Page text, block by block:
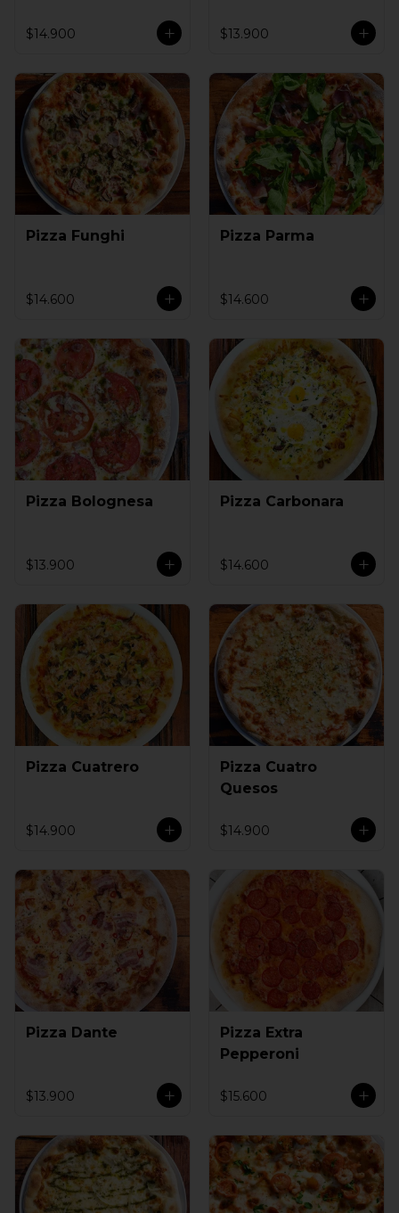
$14.900 $13.900
Pizza Funghi
$14.600
Pizza Parma
$14.600
Pizza Bolognesa
$13.900
Pizza Carbonara
$14.600
Pizza Cuatrero
$14.900
Pizza Cuatro
Quesos
$14.900
Pizza Dante
$13.900
Pizza Extra
Pepperoni
$15.600